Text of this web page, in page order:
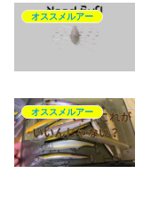
オススメルアー
オススメルアー